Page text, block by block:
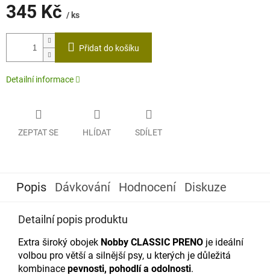
345 Kč / ks
Měrná
Přidat do košíku
Detailní informace
ZEPTAT SE HLÍDAT SDÍLET
Popis Dávkování Hodnocení Diskuze
Detailní popis produktu
Extra široký obojek Nobby CLASSIC PRENO je ideální
volbou pro větší a silnější psy, u kterých je důležitá
kombinace pevnosti, pohodlí a odolnosti.